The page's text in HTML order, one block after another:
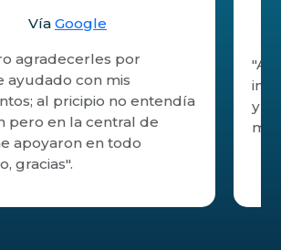
Vía Google
agradecerles por
ayudado con mis
al pricipio no entendía
pero en la central de
apoyaron en todo
gracias".
y